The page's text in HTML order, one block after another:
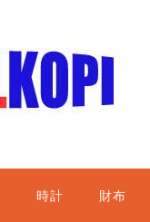
時計 財布